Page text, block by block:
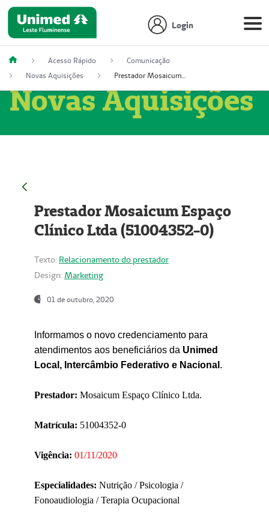
Login
Acesso Rápido
Comunicação
Novas Aquisições
Prestador Mosaicum Espaço Clínico Ltda (51004352-0)
Novas Aquisições
Prestador Mosaicum Espaço
Clínico Ltda (51004352-0)
Texto: Relacionamento do prestador
Design: Marketing
01 de outubro, 2020
Informamos o novo credenciamento para
atendimentos aos beneficiários da Unimed
Local, Intercâmbio Federativo e Nacional .
Prestador: Mosaicum Espaço Clínico Ltda.
Matrícula: 51004352-0
Vigência: 01/11/2020
Especialidades: Nutrição / Psicologia /
Fonoaudiologia / Terapia Ocupacional